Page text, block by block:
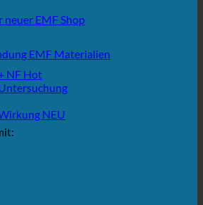
neuer EMF Shop
EMF Materialien
NF